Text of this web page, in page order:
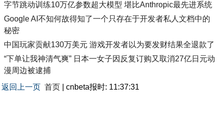
字节跳动训练10万亿参数超大模型 堪比Anthropic最先进系统
Google AI不知何故得知了一个只存在于开发者私人文档中的
秘密
中国玩家贡献130万美元 游戏开发者以为要发财结果全退款了
“下单让我神清气爽” 日本一女子因反复订购又取消27亿日元动
漫周边被逮捕
返回上一页 首页 | cnbeta报时: 11:37:31